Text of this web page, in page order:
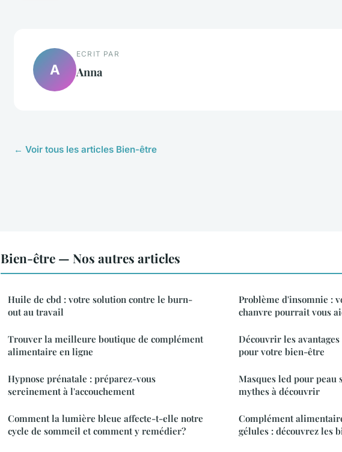
A
ECRIT PAR
Anna
← Voir tous les articles Bien-être
Bien-être — Nos autres articles
Huile de cbd : votre solution contre le burn-
out au travail
Trouver la meilleure boutique de complément
alimentaire en ligne
Hypnose prénatale : préparez-vous
sereinement à l'accouchement
Comment la lumière bleue affecte-t-elle notre
cycle de sommeil et comment y remédier?
Problème d'insomnie :
chanvre pourrait vous
Découvrir les
pour votre bien-être
Masques led pour peau
mythes à découvrir
Complément
gélules : découvrez les